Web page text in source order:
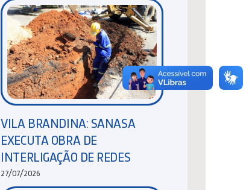
VILA BRANDINA: SANASA
EXECUTA OBRA DE
INTERLIGAÇÃO DE REDES
27/07/2026